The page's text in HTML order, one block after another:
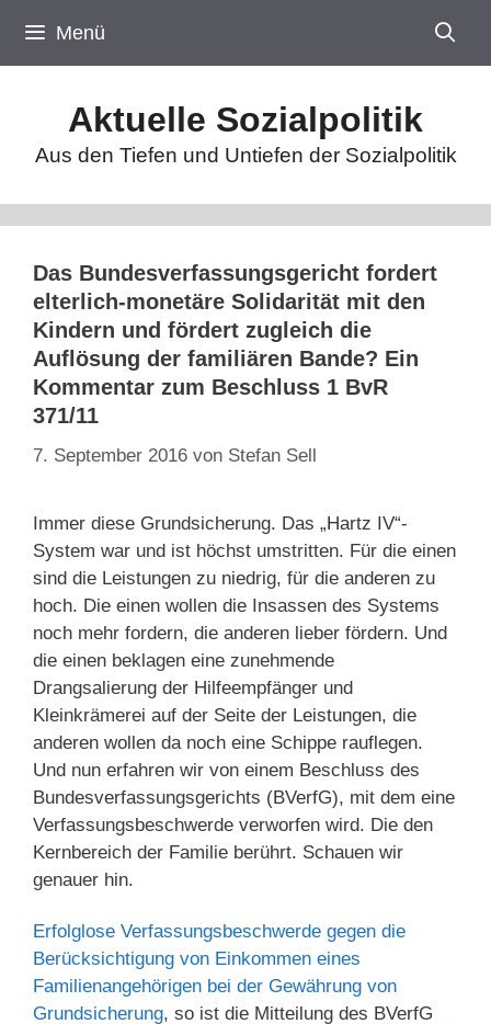
Inhalt
springen
Menü
Aktuelle Sozialpolitik
Aus den Tiefen und Untiefen der Sozialpolitik
Das Bundesverfassungsgericht fordert
elterlich-monetäre Solidarität mit den
Kindern und fördert zugleich die
Auflösung der familiären Bande? Ein
Kommentar zum Beschluss 1 BvR
371/11
7. September 2016 von Stefan Sell
Immer diese Grundsicherung. Das „Hartz IV“-
System war und ist höchst umstritten. Für die einen
sind die Leistungen zu niedrig, für die anderen zu
hoch. Die einen wollen die Insassen des Systems
noch mehr fordern, die anderen lieber fördern. Und
die einen beklagen eine zunehmende
Drangsalierung der Hilfeempfänger und
Kleinkrämerei auf der Seite der Leistungen, die
anderen wollen da noch eine Schippe rauflegen.
Und nun erfahren wir von einem Beschluss des
Bundesverfassungsgerichts (BVerfG), mit dem eine
Verfassungsbeschwerde verworfen wird. Die den
Kernbereich der Familie berührt. Schauen wir
genauer hin.
Erfolglose Verfassungsbeschwerde gegen die
Berücksichtigung von Einkommen eines
Familienangehörigen bei der Gewährung von
Grundsicherung, so ist die Mitteilung des BVerfG